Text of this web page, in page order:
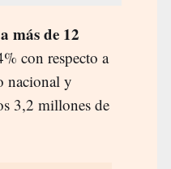
más de 12
con respecto a
nacional y
3,2 millones de